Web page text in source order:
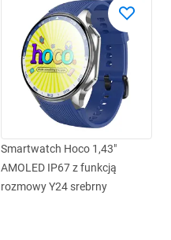
Smartwatch Hoco 1,43"
AMOLED IP67 z funkcją
rozmowy Y24 srebrny